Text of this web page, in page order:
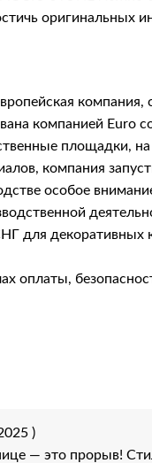
оригинальных
компанией
площадки,
компания
особое
для декоративных
оплаты,
)
— это прорыв!